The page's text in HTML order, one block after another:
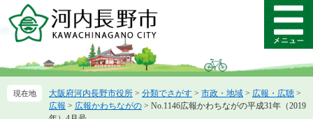
ー
先
ニ
を
メ
ニ
ー
大阪府河内長野市役所 > 分類でさがす > 市政・地域 > 広報・広聴 >
広報 > 広報かわちながの > No.1146広報かわちながの平成31年（2019